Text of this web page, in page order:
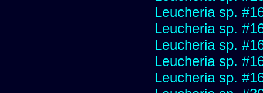
Leucheria sp.
Leucheria sp.
Leucheria sp.
Leucheria sp.
Leucheria sp.